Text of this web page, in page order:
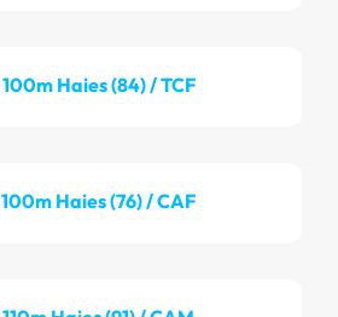
100m Haies (84) / TCF
100m Haies (76) / CAF